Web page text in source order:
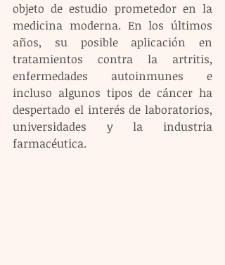
objeto de estudio prometedor en la
medicina moderna. En los últimos
años, su posible aplicación en
tratamientos contra la artritis,
enfermedades autoinmunes e
incluso algunos tipos de cáncer ha
despertado el interés de laboratorios,
universidades y la industria
farmacéutica.